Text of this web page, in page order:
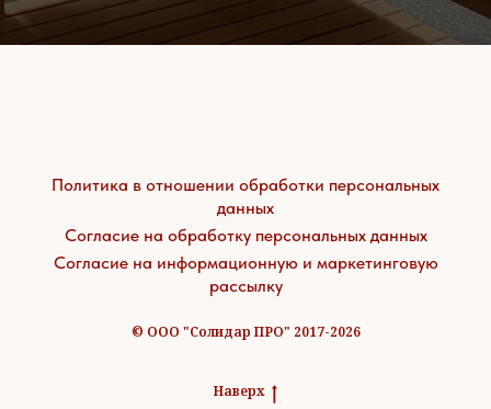
Политика в отношении обработки персональных
данных
Согласие на обработку персональных данных
Согласие на информационную и маркетинговую
рассылку
© ООО "Солидар ПРО" 2017-2026
Наверх